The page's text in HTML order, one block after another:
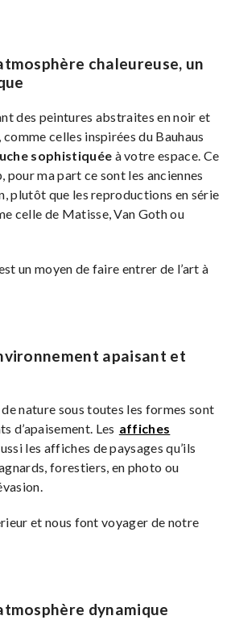
chaleureuse, un
des peintures abstraites en noir et
comme celles inspirées du Bauhaus
sophistiquée à votre espace. Ce
pour ma part ce sont les anciennes
plutôt que les reproductions en série
celle de Matisse, Van Goth ou
un moyen de faire entrer de l’art à
apaisant et
nature sous toutes les formes sont
d’apaisement. Les affiches
les affiches de paysages qu’ils
forestiers, en photo ou
et nous font voyager de notre
dynamique